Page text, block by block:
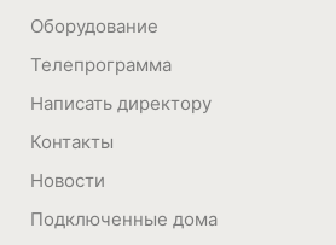
Оборудование
Телепрограмма
Написать директору
Контакты
Новости
Подключенные дома